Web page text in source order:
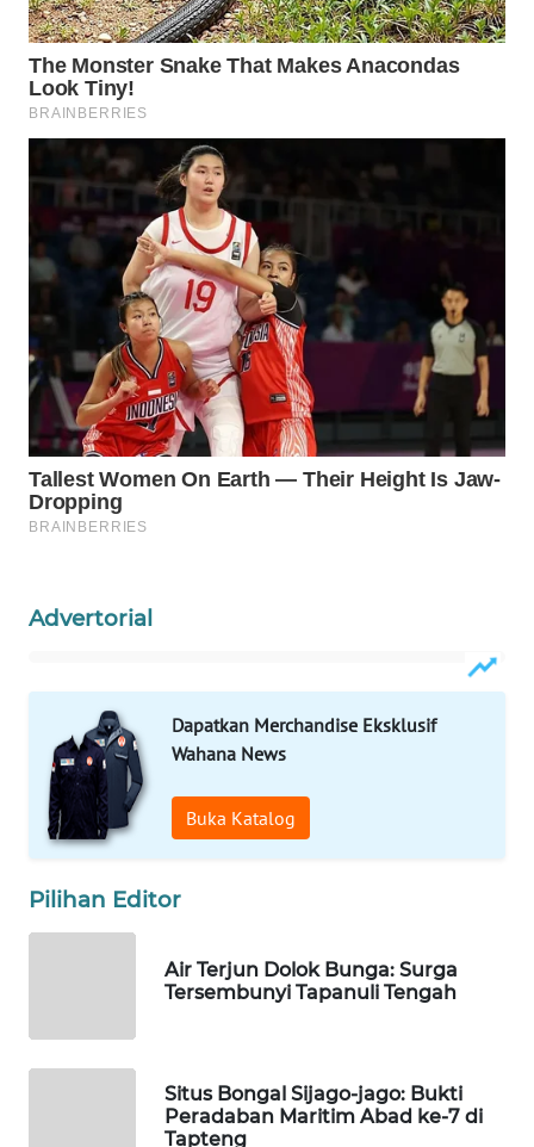
Advertorial
Dapatkan Merchandise Eksklusif
Wahana News
Buka Katalog
Pilihan Editor
Air Terjun Dolok Bunga: Surga
Tersembunyi Tapanuli Tengah
Situs Bongal Sijago-jago: Bukti
Peradaban Maritim Abad ke-7 di
Tapteng
WAHANA
HEALTH
DESA
WISATA
LAPAK
WAHANA
Wahana
Network
KONSUMEN
LISTRIK
MASYARAKAT
KELISTRIKAN
ID
MARTABAT
NET
PLN
LKKI